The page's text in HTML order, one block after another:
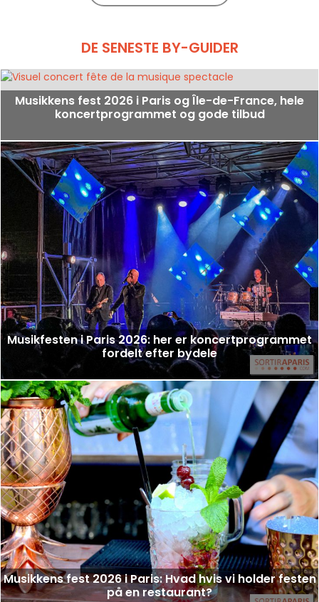
DE SENESTE BY-GUIDER
Musikkens fest 2026 i Paris og Île-de-France, hele
koncertprogrammet og gode tilbud
Musikfesten i Paris 2026: her er koncertprogrammet
fordelt efter bydele
Musikkens fest 2026 i Paris: Hvad hvis vi holder festen
på en restaurant?